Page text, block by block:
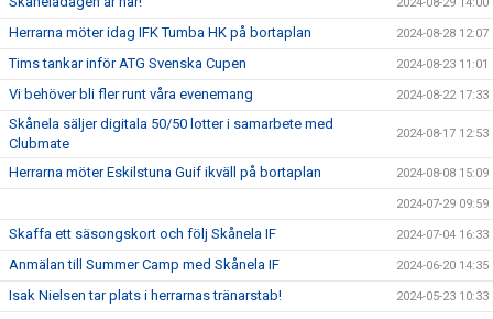
Herrarna möter idag IFK Tumba HK på bortaplan 2024-08-28 12:07
Tims tankar inför ATG Svenska Cupen 2024-08-23 11:01
Vi behöver bli fler runt våra evenemang 2024-08-22 17:33
Skånela säljer digitala 50/50 lotter i samarbete med
Clubmate
2024-08-17 12:53
Herrarna möter Eskilstuna Guif ikväll på bortaplan 2024-08-08 15:09
2024-07-29 09:59
Skaffa ett säsongskort och följ Skånela IF 2024-07-04 16:33
Anmälan till Summer Camp med Skånela IF 2024-06-20 14:35
Isak Nielsen tar plats i herrarnas tränarstab! 2024-05-23 10:33